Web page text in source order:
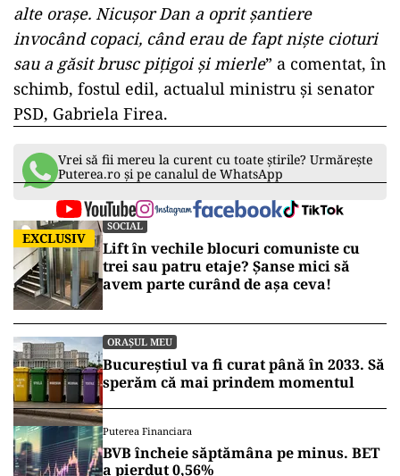
alte orașe. Nicușor Dan a oprit șantiere
invocând copaci, când erau de fapt niște cioturi
sau a găsit brusc pițigoi și mierle” a comentat, în
schimb, fostul edil, actualul ministru și senator
PSD, Gabriela Firea.
Vrei să fii mereu la curent cu toate știrile? Urmărește
Puterea.ro și pe canalul de WhatsApp
EXCLUSIV
SOCIAL
Lift în vechile blocuri comuniste cu
trei sau patru etaje? Șanse mici să
avem parte curând de așa ceva!
ORAȘUL MEU
Bucureștiul va fi curat până în 2033. Să
sperăm că mai prindem momentul
Puterea Financiara
BVB încheie săptămâna pe minus. BET
a pierdut 0,56%